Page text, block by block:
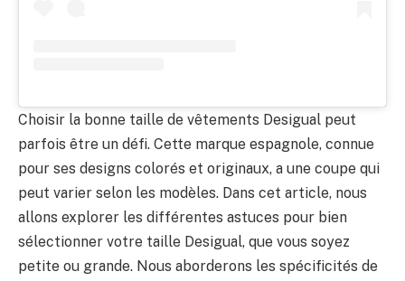
Choisir la bonne taille de vêtements Desigual peut
parfois être un défi. Cette marque espagnole, connue
pour ses designs colorés et originaux, a une coupe qui
peut varier selon les modèles. Dans cet article, nous
allons explorer les différentes astuces pour bien
sélectionner votre taille Desigual, que vous soyez
petite ou grande. Nous aborderons les spécificités de